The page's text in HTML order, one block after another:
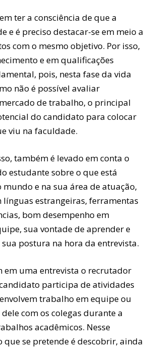
ter a consciência de que a
e é preciso destacar-se em meio a
com o mesmo objetivo. Por isso,
e em qualificações
pois, nesta fase da vida
não é possível avaliar
de trabalho, o principal
do candidato para colocar
viu na faculdade.
também é levado em conta o
estudante sobre o que está
mundo e na sua área de atuação,
estrangeiras, ferramentas
bom desempenho em
sua vontade de aprender e
postura na hora da entrevista.
em uma entrevista o recrutador
participa de atividades
trabalho em equipe ou
com os colegas durante a
acadêmicos. Nesse
que se pretende é descobrir, ainda